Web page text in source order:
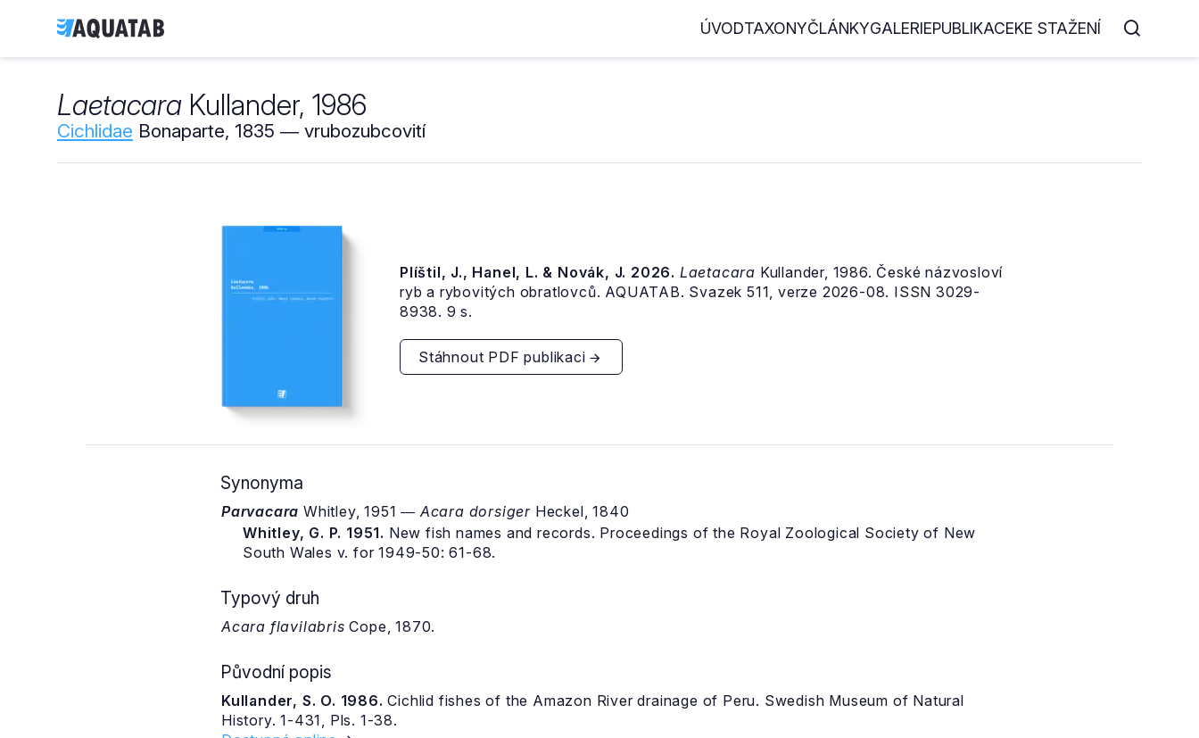
ÚVODTAXONYČLÁNKYGALERIEPUBLIKACEKE STAŽENÍ
Laetacara Kullander, 1986
Cichlidae Bonaparte, 1835 ― vrubozubcovití
Plíštil, J., Hanel, L. & Novák, J. 2026. Laetacara Kullander, 1986. České názvosloví
ryb a rybovitých obratlovců. AQUATAB. Svazek 511, verze 2026-08. ISSN 3029-
8938. 9 s.
Stáhnout PDF publikaci
Synonyma
Parvacara Whitley, 1951 ―Acara dorsiger Heckel, 1840
Whitley, G. P. 1951. New fish names and records. Proceedings of the Royal Zoological Society of New
South Wales v. for 1949-50: 61-68.
Typový druh
Acara flavilabris Cope, 1870.
Původní popis
Kullander, S. O. 1986. Cichlid fishes of the Amazon River drainage of Peru. Swedish Museum of Natural
History. 1-431, Pls. 1-38.